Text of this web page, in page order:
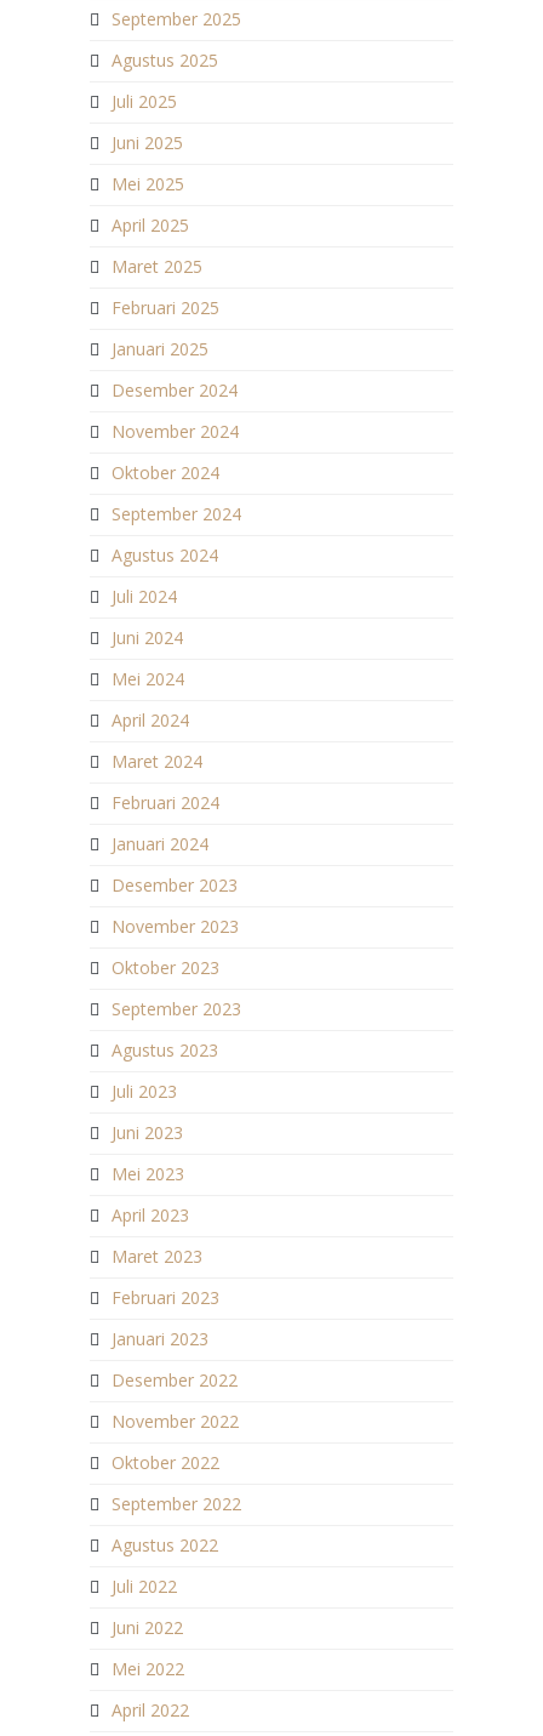
September 2025
Agustus 2025
Juli 2025
Juni 2025
Mei 2025
April 2025
Maret 2025
Februari 2025
Januari 2025
Desember 2024
November 2024
Oktober 2024
September 2024
Agustus 2024
Juli 2024
Juni 2024
Mei 2024
April 2024
Maret 2024
Februari 2024
Januari 2024
Desember 2023
November 2023
Oktober 2023
September 2023
Agustus 2023
Juli 2023
Juni 2023
Mei 2023
April 2023
Maret 2023
Februari 2023
Januari 2023
Desember 2022
November 2022
Oktober 2022
September 2022
Agustus 2022
Juli 2022
Juni 2022
Mei 2022
April 2022